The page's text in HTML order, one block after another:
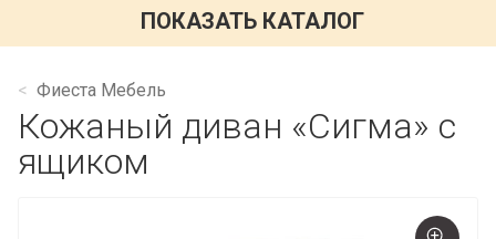
ПОКАЗАТЬ КАТАЛОГ
Фиеста Мебель
Кожаный диван «Сигма» с
ящиком